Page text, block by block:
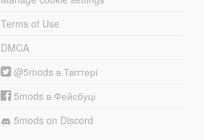
Terms of Use
DMCA
@5mods в Твіттері
5mods в Фейсбуці
5mods on Discord